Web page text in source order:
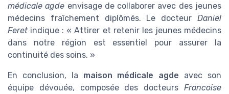
médicale agde envisage de collaborer avec des jeunes
médecins fraîchement diplômés. Le docteur Daniel
Feretindique : « Attirer et retenir les jeunes médecins
dans notre région est essentiel pour assurer la
continuité des soins. »
En conclusion, la maison médicale agde avec son
équipe dévouée, composée des docteurs Francoise